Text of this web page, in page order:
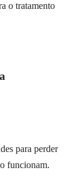
o tratamento
para perder
funcionam.